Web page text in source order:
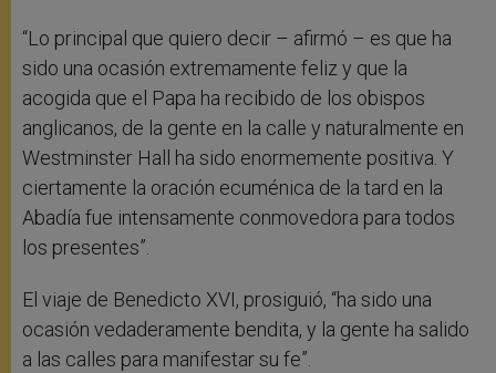
“Lo principal que quiero decir – afirmó – es que ha
sido una ocasión extremamente feliz y que la
acogida que el Papa ha recibido de los obispos
anglicanos, de la gente en la calle y naturalmente en
Westminster Hall ha sido enormemente positiva. Y
ciertamente la oración ecuménica de la tard en la
Abadía fue intensamente conmovedora para todos
los presentes”.
El viaje de Benedicto XVI, prosiguió, “ha sido una
ocasión vedaderamente bendita, y la gente ha salido
a las calles para manifestar su fe”.